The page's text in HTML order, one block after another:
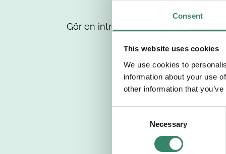
Consent
This website uses cookies
We use cookies to
information about your use
other information that
Necessary
Gör en intresseanmälan så